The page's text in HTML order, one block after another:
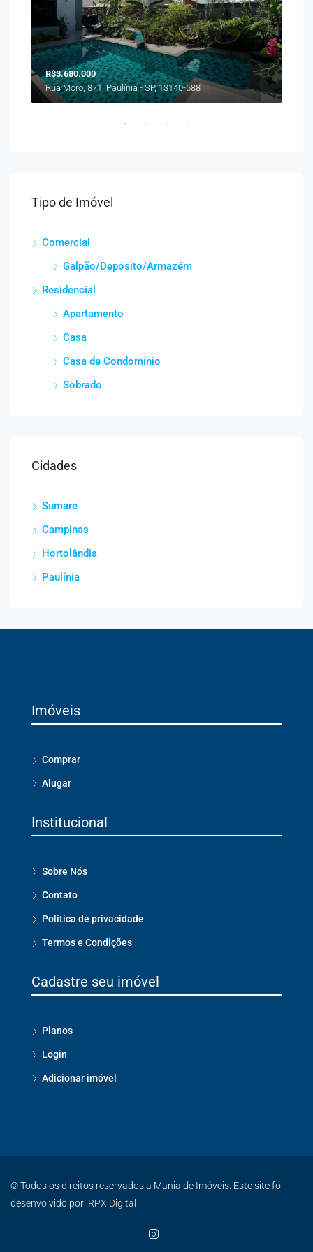
R$3.680.000
Rua Moro, 871, Paulínia - SP, 13140-588
Tipo de Imóvel
Comercial
Galpão/Depósito/Armazém
Residencial
Apartamento
Casa
Casa de Condomínio
Sobrado
Cidades
Sumaré
Campinas
Hortolândia
Paulínia
Imóveis
Comprar
Alugar
Institucional
Sobre Nós
Contato
Política de privacidade
Termos e Condições
Cadastre seu imóvel
Planos
Login
Adicionar imóvel
© Todos os direitos reservados a Mania de Imóveis. Este site foi
desenvolvido por: RPX Digital